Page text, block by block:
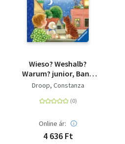
Wieso? Weshalb?
Warum? junior, Band
28: Wenn es dunkel
Droop, Constanza
Online ár:
4 636 Ft